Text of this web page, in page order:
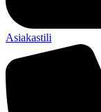
Asiakastili